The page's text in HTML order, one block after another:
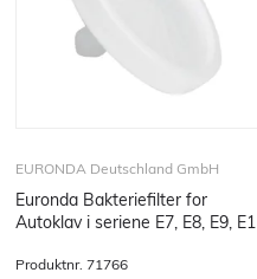
EURONDA Deutschland GmbH
Euronda Bakteriefilter for
Autoklav i seriene E7, E8, E9, E1
Produktnr. 71766